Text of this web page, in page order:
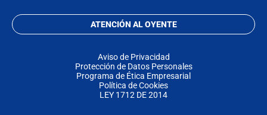
ATENCIÓN AL OYENTE
Aviso de Privacidad
Protección de Datos Personales
Programa de Ética Empresarial
Política de Cookies
LEY 1712 DE 2014